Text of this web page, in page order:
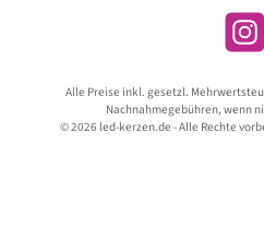
Instagram
Alle Preise inkl. gesetzl.
Nachnahmegebühren, wenn
© 2026 led-kerzen.de - Alle Rechte